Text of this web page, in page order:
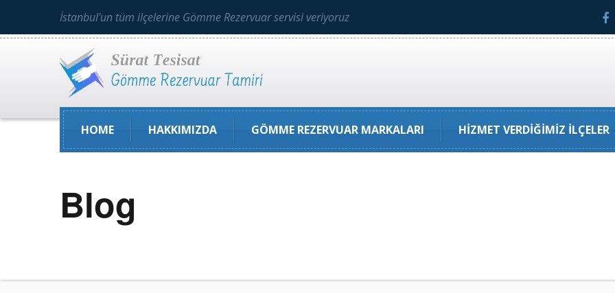
İstanbul'un tüm ilçelerine Gömme Rezervuar servisi veriyoruz
HOME HAKKIMIZDA GÖMME REZERVUAR MARKALARI HIZMET VERDIĞIMIZ İLÇELER
Blog